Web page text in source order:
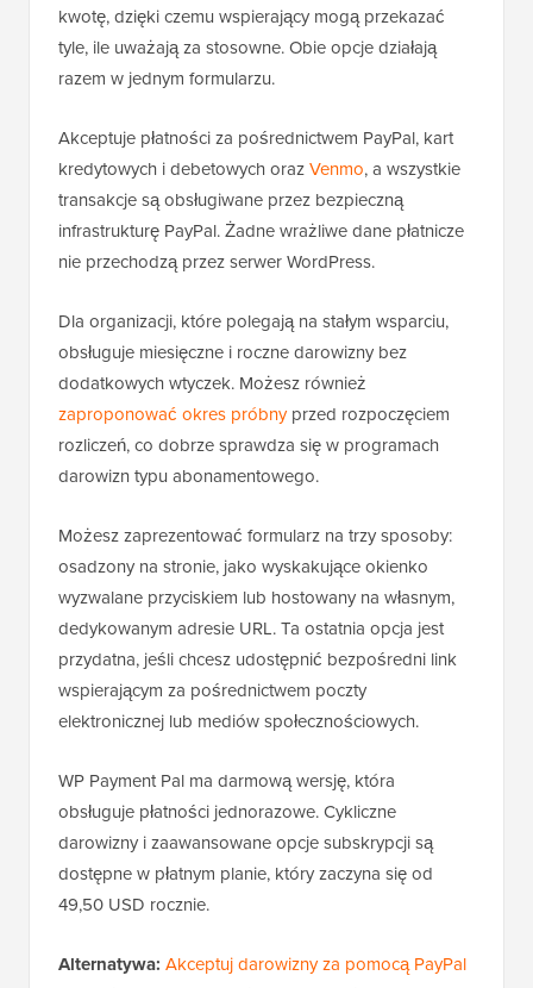
kwotę, dzięki czemu wspierający mogą przekazać
tyle, ile uważają za stosowne. Obie opcje działają
razem w jednym formularzu.
Akceptuje płatności za pośrednictwem PayPal, kart
kredytowych i debetowych orazVenmo, a wszystkie
transakcje są obsługiwane przez bezpieczną
infrastrukturę PayPal. Żadne wrażliwe dane płatnicze
nie przechodzą przez serwer WordPress.
Dla organizacji, które polegają na stałym wsparciu,
obsługuje miesięczne i roczne darowizny bez
dodatkowych wtyczek. Możesz również
zaproponować okres próbnyprzed rozpoczęciem
rozliczeń, co dobrze sprawdza się w programach
darowizn typu abonamentowego.
Możesz zaprezentować formularz na trzy sposoby:
osadzony na stronie, jako wyskakujące okienko
wyzwalane przyciskiem lub hostowany na własnym,
dedykowanym adresie URL. Ta ostatnia opcja jest
przydatna, jeśli chcesz udostępnić bezpośredni link
wspierającym za pośrednictwem poczty
elektronicznej lub mediów społecznościowych.
WP Payment Pal ma darmową wersję, która
obsługuje płatności jednorazowe. Cykliczne
darowizny i zaawansowane opcje subskrypcji są
dostępne w płatnym planie, który zaczyna się od
49,50 USD rocznie.
Alternatywa: Akceptuj darowizny za pomocą PayPal